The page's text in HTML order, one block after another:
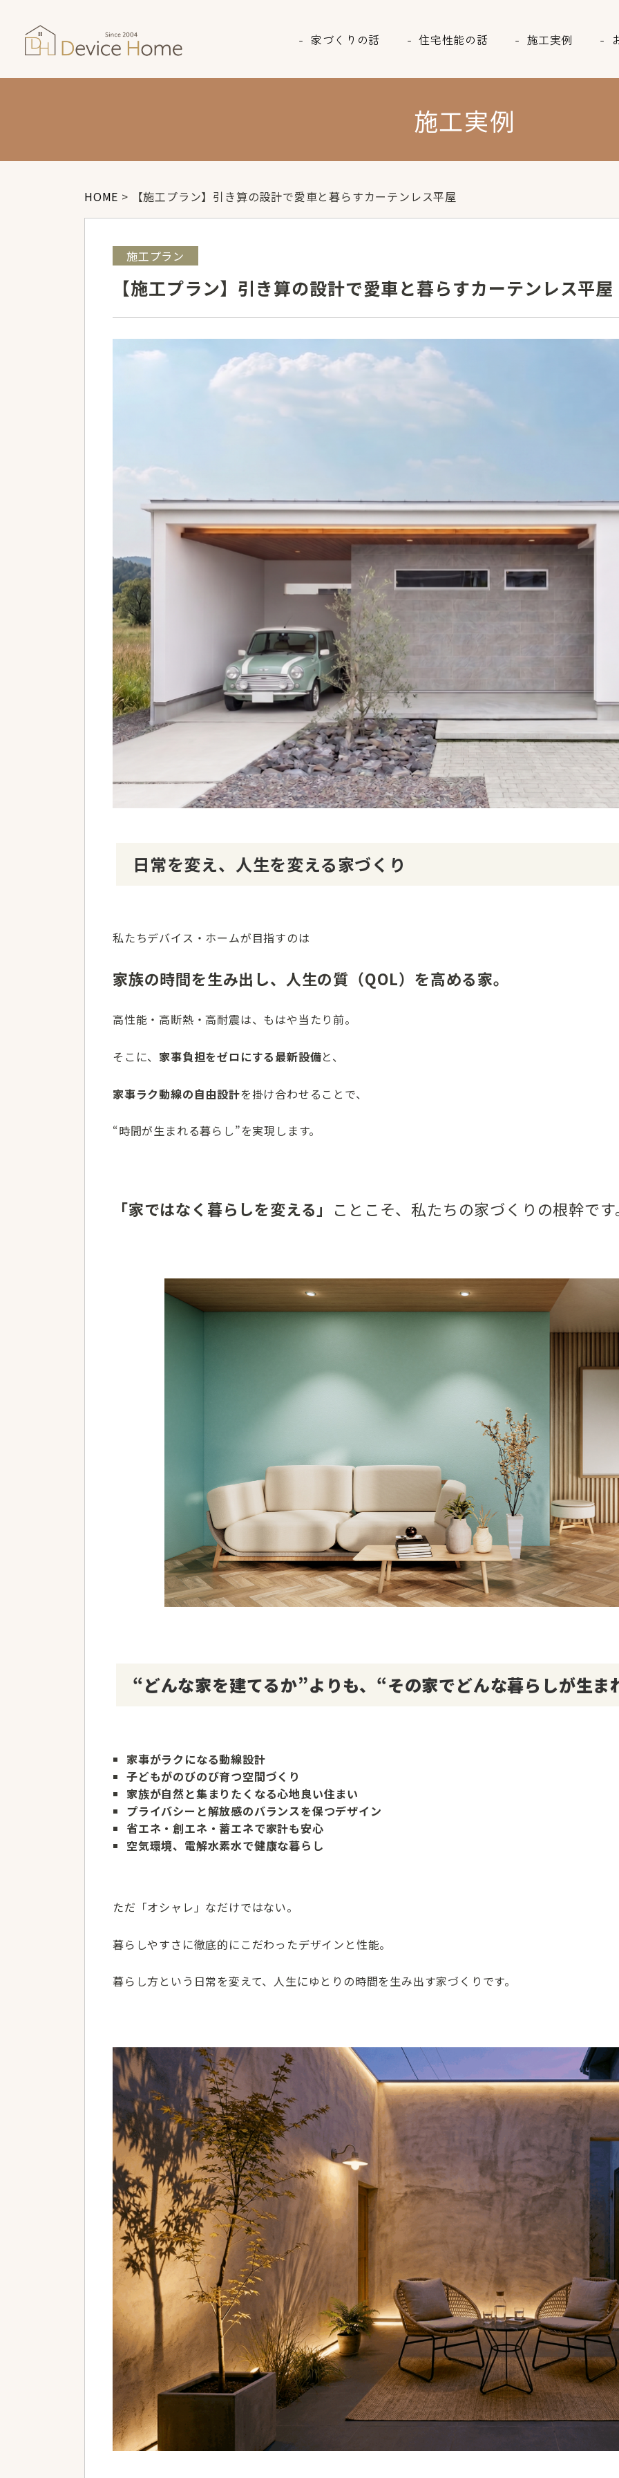
家づくりの話 住宅性能の話 施工実例
施工実例
HOME > 【施工プラン】引き算の設計で愛車と暮らすカーテンレス平屋
施工プラン
【施工プラン】引き算の設計で愛車と暮らすカーテンレス平屋
日常を変え、人生を変える家づくり
私たちデバイス・ホームが目指すのは
家族の時間を生み出し、人生の質（QOL）を高める家。
高性能・高断熱・高耐震は、もはや当たり前。
そこに、 家事負担をゼロにする最新設備と、
家事ラク動線の自由設計を掛け合わせることで、
“時間が生まれる暮らし”を実現します。
「家ではなく暮らしを変える」 ことこそ、私たちの家づくりの根幹です
“どんな家を建てるか”よりも、“その家でどんな暮らしが生ま
家事がラクになる動線設計
子どもがのびのび育つ空間づくり
家族が自然と集まりたくなる心地良い住まい
プライバシーと解放感のバランスを保つデザイン
省エネ・創エネ・蓄エネで家計も安心
空気環境、電解水素水で健康な暮らし
ただ「オシャレ」なだけではない。
暮らしやすさに徹底的にこだわったデザインと性能。
暮らし方という日常を変えて、人生にゆとりの時間を生み出す家づくりです。